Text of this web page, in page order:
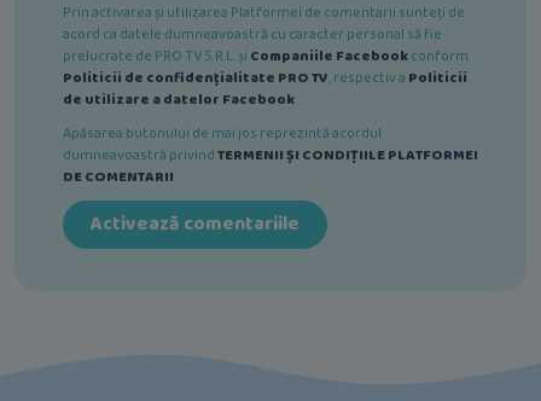
Prin activarea și utilizarea Platformei de comentarii sunteți de
acord ca datele dumneavoastră cu caracter personal să fie
prelucrate de PRO TV S.R.L. și Companiile Facebookconform
Politicii de confidențialitate PRO TV, respectiv a Politicii
de utilizare a datelor Facebook.
Apăsarea butonului de mai jos reprezintă acordul
dumneavoastră privindTERMENII ȘI CONDIȚIILE PLATFORMEI
DE COMENTARII.
Activează comentariile